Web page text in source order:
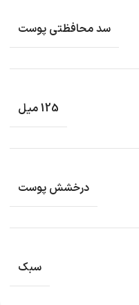
سد محافظتی پوست
125 میل
درخشش پوست
سبک